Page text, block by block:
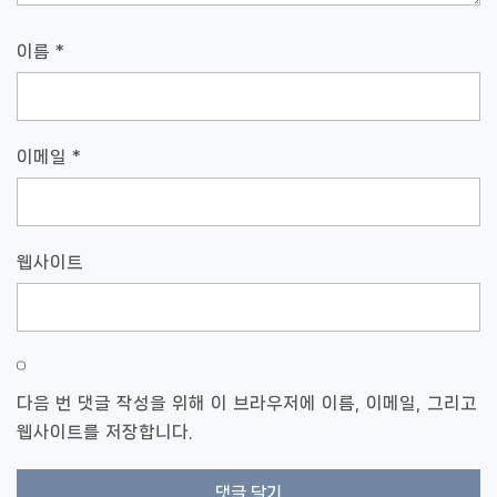
이름 *
이메일 *
웹사이트
다음 번 댓글 작성을 위해 이 브라우저에 이름, 이메일, 그리고
웹사이트를 저장합니다.